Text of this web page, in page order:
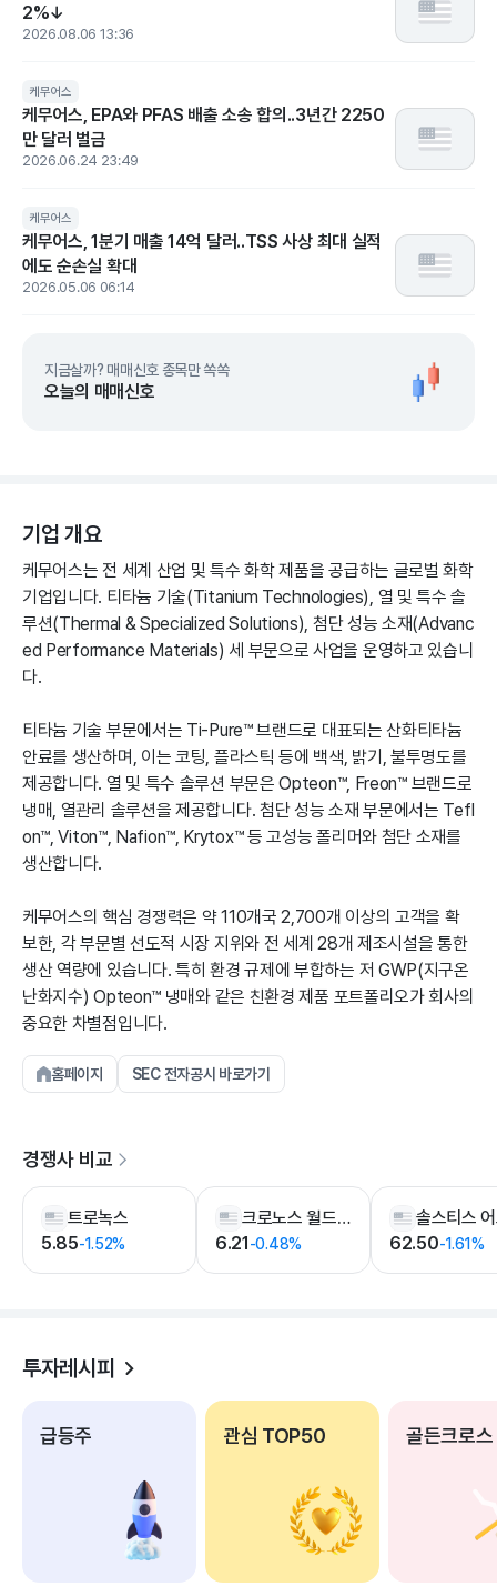
2%↓
2026.08.06 13:36
케무어스
케무어스, EPA와 PFAS 배출 소송 합의..3년간 2250
만 달러 벌금
2026.06.24 23:49
케무어스
케무어스, 1분기 매출 14억 달러..TSS 사상 최대 실적
에도 순손실 확대
2026.05.06 06:14
지금살까? 매매신호 종목만 쏙쏙
오늘의 매매신호
기업 개요
케무어스는 전 세계 산업 및 특수 화학 제품을 공급하는 글로벌 화학
기업입니다. 티타늄 기술(Titanium Technologies), 열 및 특수 솔
루션(Thermal & Specialized Solutions), 첨단 성능 소재(Advanc
ed Performance Materials) 세 부문으로 사업을 운영하고 있습니
다.
티타늄 기술 부문에서는 Ti-Pure™ 브랜드로 대표되는 산화티타늄
안료를 생산하며, 이는 코팅, 플라스틱 등에 백색, 밝기, 불투명도를
제공합니다. 열 및 특수 솔루션 부문은 Opteon™, Freon™ 브랜드로
냉매, 열관리 솔루션을 제공합니다. 첨단 성능 소재 부문에서는 Tefl
on™, Viton™, Nafion™, Krytox™ 등 고성능 폴리머와 첨단 소재를
생산합니다.
케무어스의 핵심 경쟁력은 약 110개국 2,700개 이상의 고객을 확
보한, 각 부문별 선도적 시장 지위와 전 세계 28개 제조시설을 통한
생산 역량에 있습니다. 특히 환경 규제에 부합하는 저 GWP(지구온
난화지수) Opteon™ 냉매와 같은 친환경 제품 포트폴리오가 회사의
중요한 차별점입니다.
홈페이지 SEC 전자공시 바로가기
경쟁사 비교
트로녹스
5.85-1.52%
크로노스 월드와이드
6.21-0.48% 62.50-1.61%
투자레시피
급등주 관심 TOP50 골든크로스